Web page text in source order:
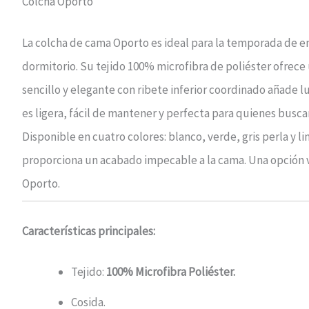
La colcha de cama Oporto es ideal para la temporada
dormitorio. Su tejido 100% microfibra de poliéster
sencillo y elegante con ribete inferior coordinado añade
es ligera, fácil de mantener y perfecta para quienes
Disponible en cuatro colores: blanco, verde, gris perla y
proporciona un acabado impecable a la cama. Una
Oporto.
Características principales:
Tejido: 100% Microfibra Poliéster.
Cosida.